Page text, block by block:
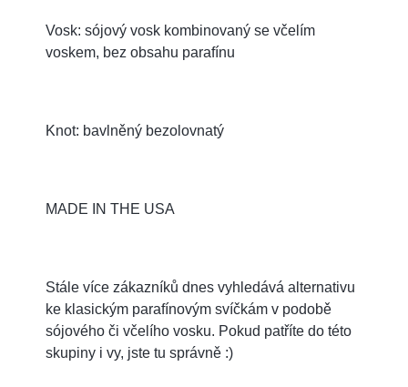
Vosk: sójový vosk kombinovaný se včelím
voskem, bez obsahu parafínu
Knot: bavlněný bezolovnatý
MADE IN THE USA
Stále více zákazníků dnes vyhledává alternativu
ke klasickým parafínovým svíčkám v podobě
sójového či včelího vosku. Pokud patříte do této
skupiny i vy, jste tu správně :)